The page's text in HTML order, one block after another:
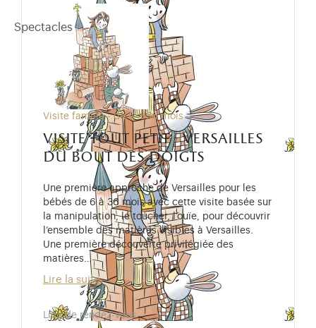
Spectacles
Visite famille - de 6 à 36 mois
visite tout petit - versailles
du bout des doigts
Une première approche de Versailles pour les
bébés de 6 à 36 mois avec cette visite basée sur
la manipulation, le toucher, l’ouïe, pour découvrir
l’ensemble des matières visibles à Versailles.
Une première découverte privilégiée des
matières…
Lire la suite
Lieu de rendez-vous